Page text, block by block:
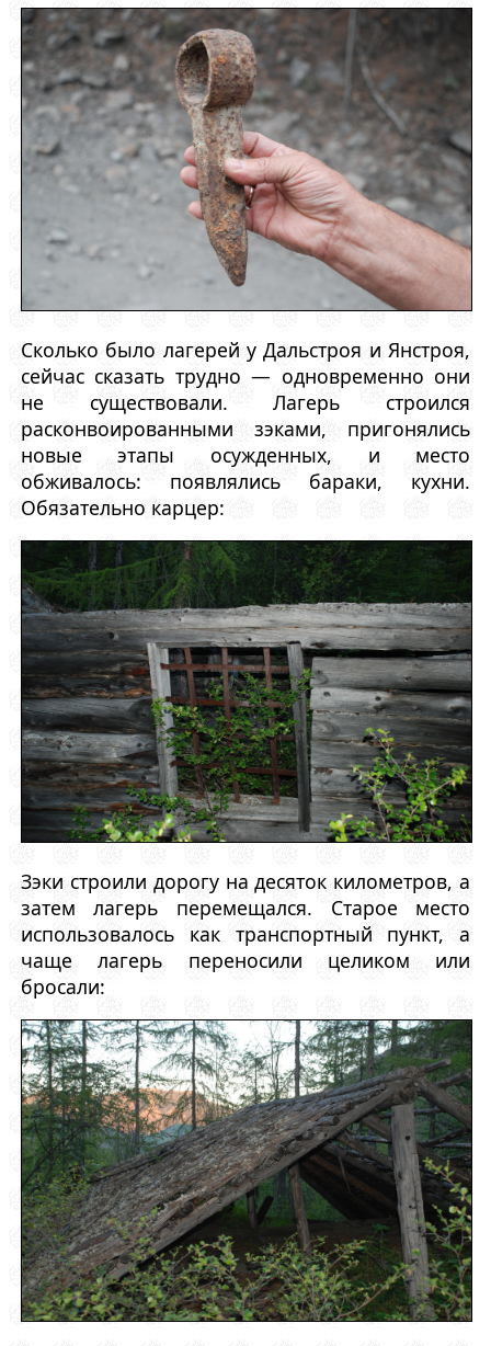
Сколько было лагерей у Дальстроя и Янстроя,
сейчас сказать трудно — одновременно они
не существовали. Лагерь строился
расконвоированными зэками, пригонялись
новые этапы осужденных, и место
обживалось: появлялись бараки, кухни.
Обязательно карцер:
Зэки строили дорогу на десяток километров, а
затем лагерь перемещался. Старое место
использовалось как транспортный пункт, а
чаще лагерь переносили целиком или
бросали: